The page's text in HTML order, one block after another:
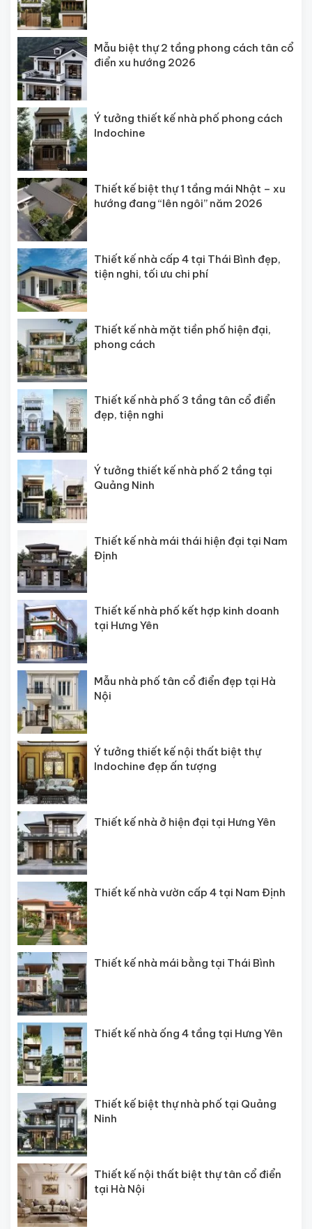
Mẫu biệt thự 2 tầng phong cách tân cổ
điển xu hướng 2026
Ý tưởng thiết kế nhà phố phong cách
Indochine
Thiết kế biệt thự 1 tầng mái Nhật – xu
hướng đang “lên ngôi” năm 2026
Thiết kế nhà cấp 4 tại Thái Bình đẹp,
tiện nghi, tối ưu chi phí
Thiết kế nhà mặt tiền phố hiện đại,
phong cách
Thiết kế nhà phố 3 tầng tân cổ điển
đẹp, tiện nghi
Ý tưởng thiết kế nhà phố 2 tầng tại
Quảng Ninh
Thiết kế nhà mái thái hiện đại tại Nam
Định
Thiết kế nhà phố kết hợp kinh doanh
tại Hưng Yên
Mẫu nhà phố tân cổ điển đẹp tại Hà
Nội
Ý tưởng thiết kế nội thất biệt thự
Indochine đẹp ấn tượng
Thiết kế nhà ở hiện đại tại Hưng Yên
Thiết kế nhà vườn cấp 4 tại Nam Định
Thiết kế nhà mái bằng tại Thái Bình
Thiết kế nhà ống 4 tầng tại Hưng Yên
Thiết kế biệt thự nhà phố tại Quảng
Ninh
Thiết kế nội thất biệt thự tân cổ điển
tại Hà Nội